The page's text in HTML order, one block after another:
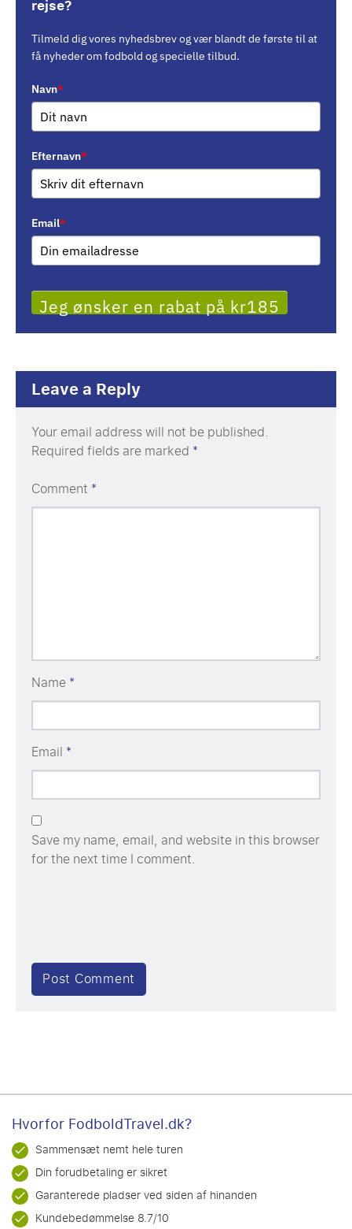
rejse?
Tilmeld dig vores nyhedsbrev og vær blandt de første til at
få nyheder om fodbold og specielle tilbud.
Navn*
Efternavn*
Email*
Jeg ønsker en rabat på kr185
Leave a Reply
Your email address will not be published.
Required fields are marked *
Comment *
Name*
Email *
Save my name, email, and website in this browser
for the next time I comment.
Hvorfor FodboldTravel.dk?
Sammensæt nemt hele turen
Din forudbetaling er sikret
Garanterede pladser ved siden af hinanden
Kundebedømmelse 8.7/10